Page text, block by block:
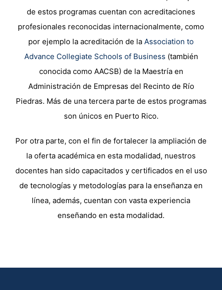
de estos programas cuentan con acreditaciones
profesionales reconocidas internacionalmente, como
por ejemplo la acreditación de la Association to
Advance Collegiate Schools of Business (también
conocida como AACSB) de la Maestría en
Administración de Empresas del Recinto de Río
Piedras. Más de una tercera parte de estos programas
son únicos en Puerto Rico.
Por otra parte, con el fin de fortalecer la ampliación de
la oferta académica en esta modalidad, nuestros
docentes han sido capacitados y certificados en el uso
de tecnologías y metodologías para la enseñanza en
línea, además, cuentan con vasta experiencia
enseñando en esta modalidad.